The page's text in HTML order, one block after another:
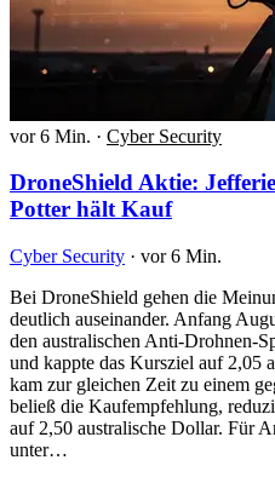
vor 6 Min. · Cyber Security
DroneShield Aktie:
Potter hält Kauf
Cyber Security · vor 6 Min.
Bei DroneShield gehen die
deutlich auseinander. Anfang
den australischen Anti-Drohnen-
und kappte das Kursziel auf 2,05
kam zur gleichen Zeit zu einem
beließ die Kaufempfehlung,
auf 2,50 australische Dollar. Für
unter…